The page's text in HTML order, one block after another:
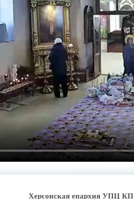
Херсонская епархия УПЦ КП